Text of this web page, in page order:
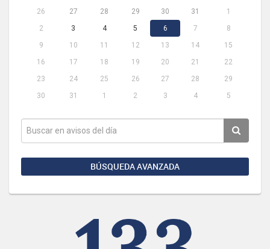
26 27 28 29 30 31
1
2
3 4 5 6 7
8
9
10 11 12 13 14
15
16
17 18 19 20 21
22
23
24 25 26 27 28
29
30
31 1 2 3 4 5
BÚSQUEDA AVANZADA